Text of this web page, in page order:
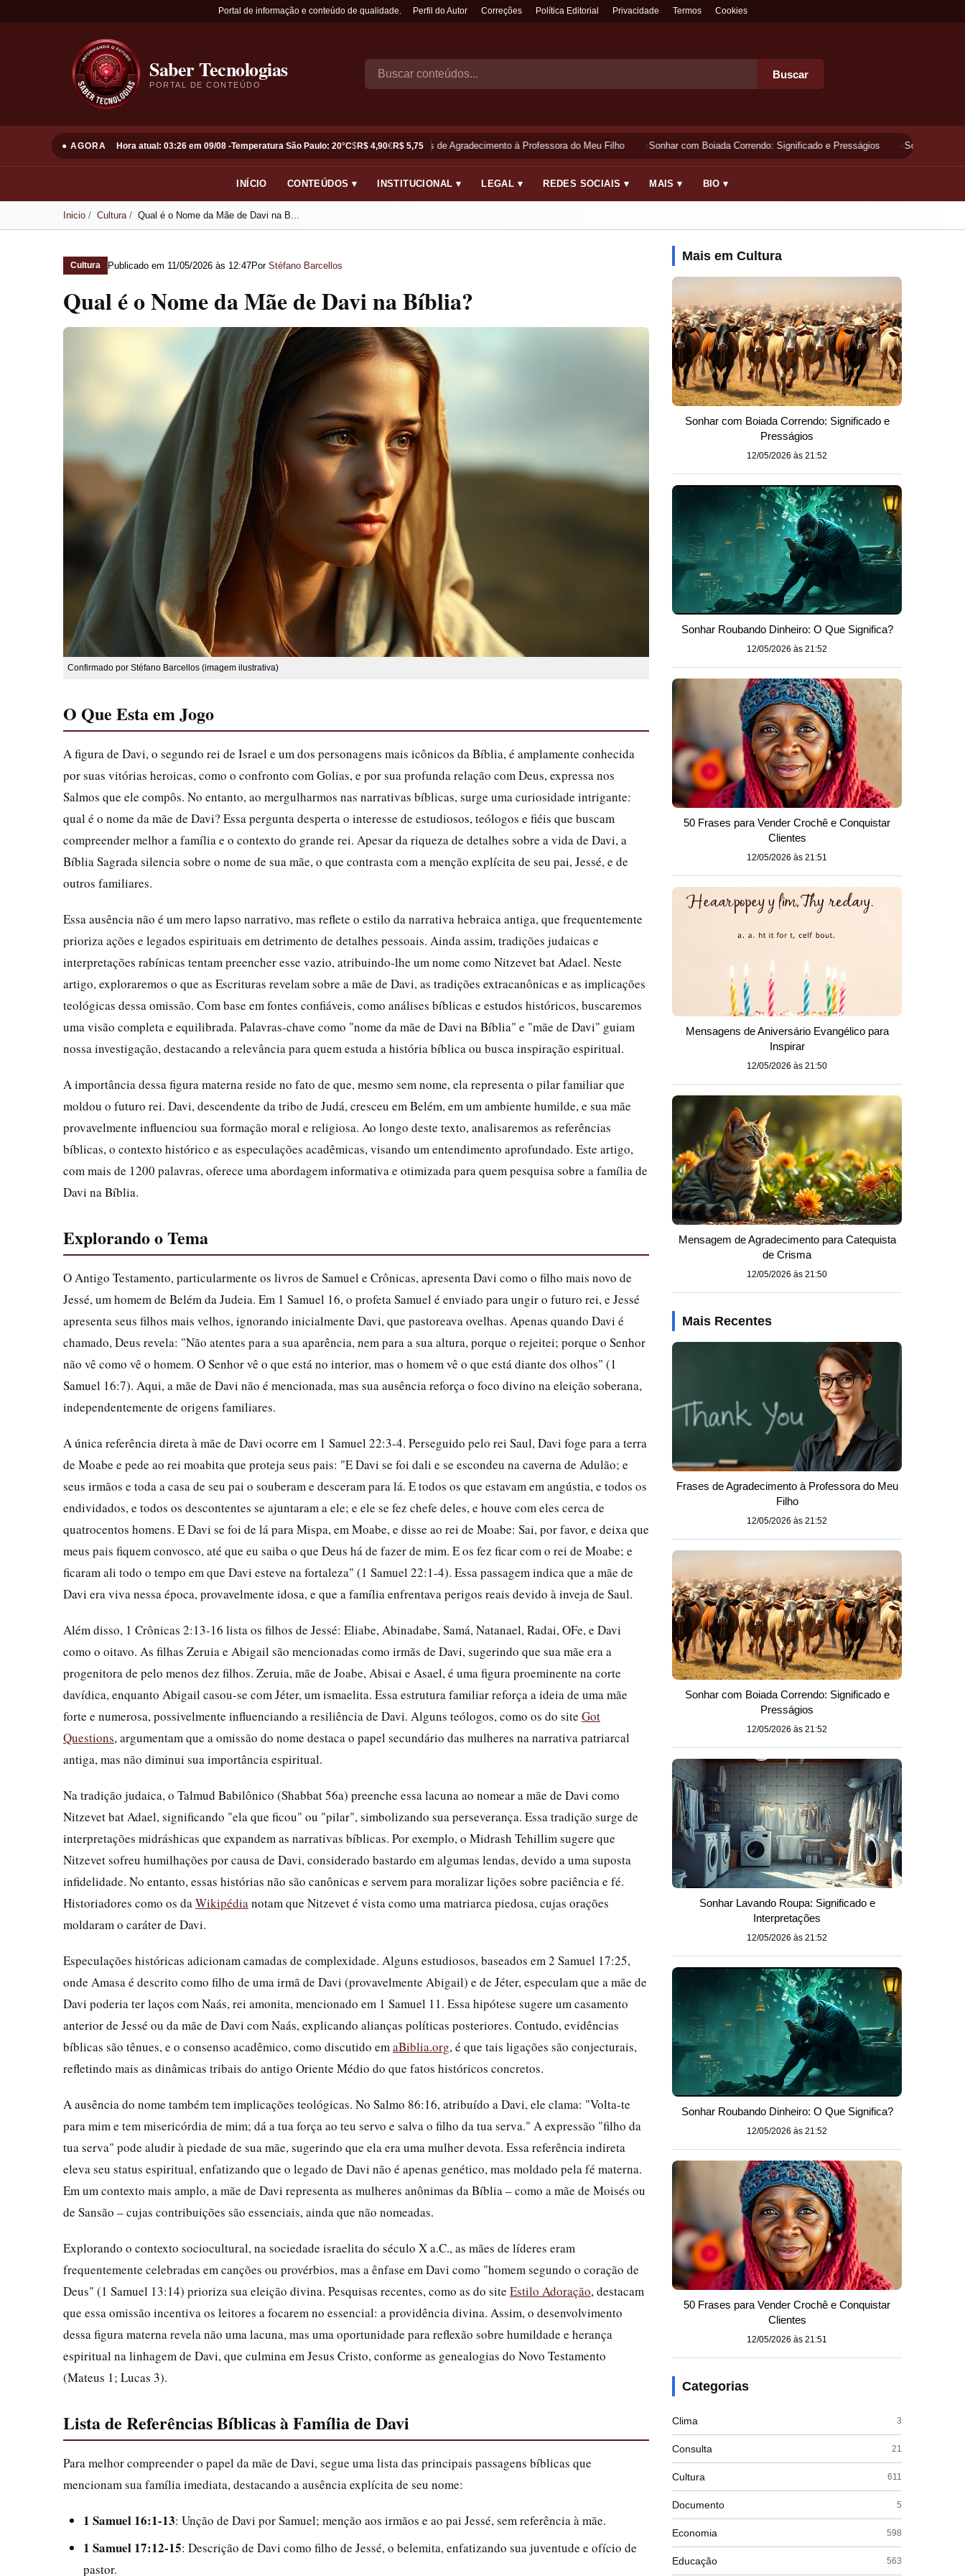
Portal de informação e conteúdo de qualidade. Perfil do Autor Correções Política Editorial Privacidade Termos Cookies
Saber Tecnologias
PORTAL DE CONTEÚDO
Buscar
● AGORA Hora atual: 03:26 em 09/08 -Temperatura São Paulo: 20°C$R$ 4,90€R$ 5,75
Frases de Agradecimento à Professora do Meu Filho Sonhar com Boiada Correndo: Significado e Presságios Sonhar
INÍCIO CONTEÚDOS ▾ INSTITUCIONAL ▾ LEGAL ▾ REDES SOCIAIS ▾ MAIS ▾ BIO ▾
Inicio Cultura Qual é o Nome da Mãe de Davi na B...
Cultura Publicado em 11/05/2026 às 12:47Por Stéfano Barcellos
Qual é o Nome da Mãe de Davi na Bíblia?
Confirmado por Stéfano Barcellos (imagem ilustrativa)
O Que Esta em Jogo
A figura de Davi, o segundo rei de Israel e um dos personagens mais icônicos da Bíblia, é amplamente conhecida
por suas vitórias heroicas, como o confronto com Golias, e por sua profunda relação com Deus, expressa nos
Salmos que ele compôs. No entanto, ao mergulharmos nas narrativas bíblicas, surge uma curiosidade intrigante:
qual é o nome da mãe de Davi? Essa pergunta desperta o interesse de estudiosos, teólogos e fiéis que buscam
compreender melhor a família e o contexto do grande rei. Apesar da riqueza de detalhes sobre a vida de Davi, a
Bíblia Sagrada silencia sobre o nome de sua mãe, o que contrasta com a menção explícita de seu pai, Jessé, e de
outros familiares.
Essa ausência não é um mero lapso narrativo, mas reflete o estilo da narrativa hebraica antiga, que frequentemente
prioriza ações e legados espirituais em detrimento de detalhes pessoais. Ainda assim, tradições judaicas e
interpretações rabínicas tentam preencher esse vazio, atribuindo-lhe um nome como Nitzevet bat Adael. Neste
artigo, exploraremos o que as Escrituras revelam sobre a mãe de Davi, as tradições extracanônicas e as implicações
teológicas dessa omissão. Com base em fontes confiáveis, como análises bíblicas e estudos históricos, buscaremos
uma visão completa e equilibrada. Palavras-chave como "nome da mãe de Davi na Bíblia" e "mãe de Davi" guiam
nossa investigação, destacando a relevância para quem estuda a história bíblica ou busca inspiração espiritual.
A importância dessa figura materna reside no fato de que, mesmo sem nome, ela representa o pilar familiar que
moldou o futuro rei. Davi, descendente da tribo de Judá, cresceu em Belém, em um ambiente humilde, e sua mãe
provavelmente influenciou sua formação moral e religiosa. Ao longo deste texto, analisaremos as referências
bíblicas, o contexto histórico e as especulações acadêmicas, visando um entendimento aprofundado. Este artigo,
com mais de 1200 palavras, oferece uma abordagem informativa e otimizada para quem pesquisa sobre a família de
Davi na Bíblia.
Explorando o Tema
O Antigo Testamento, particularmente os livros de Samuel e Crônicas, apresenta Davi como o filho mais novo de
Jessé, um homem de Belém da Judeia. Em 1 Samuel 16, o profeta Samuel é enviado para ungir o futuro rei, e Jessé
apresenta seus filhos mais velhos, ignorando inicialmente Davi, que pastoreava ovelhas. Apenas quando Davi é
chamado, Deus revela: "Não atentes para a sua aparência, nem para a sua altura, porque o rejeitei; porque o Senhor
não vê como vê o homem. O Senhor vê o que está no interior, mas o homem vê o que está diante dos olhos" (1
Samuel 16:7). Aqui, a mãe de Davi não é mencionada, mas sua ausência reforça o foco divino na eleição soberana,
independentemente de origens familiares.
A única referência direta à mãe de Davi ocorre em 1 Samuel 22:3-4. Perseguido pelo rei Saul, Davi foge para a terra
de Moabe e pede ao rei moabita que proteja seus pais: "E Davi se foi dali e se escondeu na caverna de Adulão; e
seus irmãos e toda a casa de seu pai o souberam e desceram para lá. E todos os que estavam em angústia, e todos os
endividados, e todos os descontentes se ajuntaram a ele; e ele se fez chefe deles, e houve com eles cerca de
quatrocentos homens. E Davi se foi de lá para Mispa, em Moabe, e disse ao rei de Moabe: Sai, por favor, e deixa que
meus pais fiquem convosco, até que eu saiba o que Deus há de fazer de mim. E os fez ficar com o rei de Moabe; e
ficaram ali todo o tempo em que Davi esteve na fortaleza" (1 Samuel 22:1-4). Essa passagem indica que a mãe de
Davi era viva nessa época, provavelmente idosa, e que a família enfrentava perigos reais devido à inveja de Saul.
Além disso, 1 Crônicas 2:13-16 lista os filhos de Jessé: Eliabe, Abinadabe, Samá, Natanael, Radai, OFe, e Davi
como o oitavo. As filhas Zeruia e Abigail são mencionadas como irmãs de Davi, sugerindo que sua mãe era a
progenitora de pelo menos dez filhos. Zeruia, mãe de Joabe, Abisai e Asael, é uma figura proeminente na corte
davídica, enquanto Abigail casou-se com Jéter, um ismaelita. Essa estrutura familiar reforça a ideia de uma mãe
forte e numerosa, possivelmente influenciando a resiliência de Davi. Alguns teólogos, como os do site Got
Questions, argumentam que a omissão do nome destaca o papel secundário das mulheres na narrativa patriarcal
antiga, mas não diminui sua importância espiritual.
Na tradição judaica, o Talmud Babilônico (Shabbat 56a) preenche essa lacuna ao nomear a mãe de Davi como
Nitzevet bat Adael, significando "ela que ficou" ou "pilar", simbolizando sua perseverança. Essa tradição surge de
interpretações midráshicas que expandem as narrativas bíblicas. Por exemplo, o Midrash Tehillim sugere que
Nitzevet sofreu humilhações por causa de Davi, considerado bastardo em algumas lendas, devido a uma suposta
infidelidade. No entanto, essas histórias não são canônicas e servem para moralizar lições sobre paciência e fé.
Historiadores como os daWikipédianotam que Nitzevet é vista como uma matriarca piedosa, cujas orações
moldaram o caráter de Davi.
Especulações históricas adicionam camadas de complexidade. Alguns estudiosos, baseados em 2 Samuel 17:25,
onde Amasa é descrito como filho de uma irmã de Davi (provavelmente Abigail) e de Jéter, especulam que a mãe de
Davi poderia ter laços com Naás, rei amonita, mencionado em 1 Samuel 11. Essa hipótese sugere um casamento
anterior de Jessé ou da mãe de Davi com Naás, explicando alianças políticas posteriores. Contudo, evidências
bíblicas são tênues, e o consenso acadêmico, como discutido emaBiblia.org, é que tais ligações são conjecturais,
refletindo mais as dinâmicas tribais do antigo Oriente Médio do que fatos históricos concretos.
A ausência do nome também tem implicações teológicas. No Salmo 86:16, atribuído a Davi, ele clama: "Volta-te
para mim e tem misericórdia de mim; dá a tua força ao teu servo e salva o filho da tua serva." A expressão "filho da
tua serva" pode aludir à piedade de sua mãe, sugerindo que ela era uma mulher devota. Essa referência indireta
eleva seu status espiritual, enfatizando que o legado de Davi não é apenas genético, mas moldado pela fé materna.
Em um contexto mais amplo, a mãe de Davi representa as mulheres anônimas da Bíblia – como a mãe de Moisés ou
de Sansão – cujas contribuições são essenciais, ainda que não nomeadas.
Explorando o contexto sociocultural, na sociedade israelita do século X a.C., as mães de líderes eram
frequentemente celebradas em canções ou provérbios, mas a ênfase em Davi como "homem segundo o coração de
Deus" (1 Samuel 13:14) prioriza sua eleição divina. Pesquisas recentes, como as do site Estilo Adoração, destacam
que essa omissão incentiva os leitores a focarem no essencial: a providência divina. Assim, o desenvolvimento
dessa figura materna revela não uma lacuna, mas uma oportunidade para reflexão sobre humildade e herança
espiritual na linhagem de Davi, que culmina em Jesus Cristo, conforme as genealogias do Novo Testamento
(Mateus 1; Lucas 3).
Lista de Referências Bíblicas à Família de Davi
Para melhor compreender o papel da mãe de Davi, segue uma lista das principais passagens bíblicas que
mencionam sua família imediata, destacando a ausência explícita de seu nome:
1 Samuel 16:1-13: Unção de Davi por Samuel; menção aos irmãos e ao pai Jessé, sem referência à mãe.
1 Samuel 17:12-15: Descrição de Davi como filho de Jessé, o belemita, enfatizando sua juventude e ofício de
pastor.
Mais em Cultura
Sonhar com Boiada Correndo: Significado e
Presságios
12/05/2026 às 21:52
Sonhar Roubando Dinheiro: O Que Significa?
12/05/2026 às 21:52
50 Frases para Vender Crochê e Conquistar
Clientes
12/05/2026 às 21:51
Mensagens de Aniversário Evangélico para
Inspirar
12/05/2026 às 21:50
Mensagem de Agradecimento para Catequista
de Crisma
12/05/2026 às 21:50
Mais Recentes
Frases de Agradecimento à Professora do Meu
Filho
12/05/2026 às 21:52
Sonhar com Boiada Correndo: Significado e
Presságios
12/05/2026 às 21:52
Sonhar Lavando Roupa: Significado e
Interpretações
12/05/2026 às 21:52
Sonhar Roubando Dinheiro: O Que Significa?
12/05/2026 às 21:52
50 Frases para Vender Crochê e Conquistar
Clientes
12/05/2026 às 21:51
Categorias
Clima 3
Consulta 21
Cultura 611
Documento 5
Economia 598
Educação 563